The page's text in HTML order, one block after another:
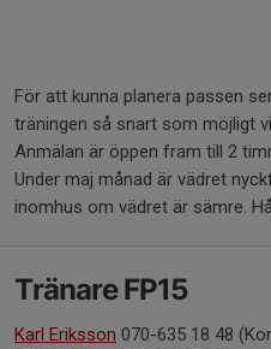
För att kunna planera passen
träningen så snart som möjligt
Anmälan är öppen fram till 2
Under maj månad är vädret
inomhus om vädret är sämre.
Tränare FP15
Karl Eriksson 070-635 18 48